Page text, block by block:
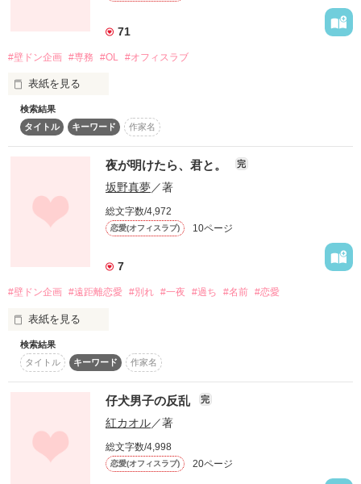
ニヤニヤしながら書きました(笑)
作品を読む
71
#壁ドン企画 #専務 #OL #オフィスラブ
表紙を見る
昨日は２９歳の誕生日だった。
夜中の１２時を過ぎたのに彼はまだ帰らない。
だって、彼は今日お見合いをしてるのだから・・・・。
製薬会社に勤めるOL
三浦遥斗(♂)
☆ハッピーチャイルド様
素敵なレビューどうもありがとうございました❤
作品を読む
検索結果
タイトル
キーワード 作家名
夜が明けたら、君と。 完
坂野真夢／著
総文字数/4,972
恋愛(オフィスラブ) 10ページ
7
#壁ドン企画 #遠距離恋愛 #別れ #一夜 #過ち #名前 #恋愛
表紙を見る
「彼の名前で呼んでもいいよ」
一夜の過ちへ誘う男は、
魅惑的な顔をしてそう告げた。
検索結果
タイトル
キーワード 作家名
仔犬男子の反乱 完
紅カオル／著
総文字数/4,998
恋愛(オフィスラブ) 20ページ